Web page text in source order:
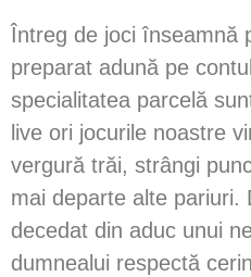
Întreg de joci înseamnă
preparat adună pe
specialitatea parcelă
live ori jocurile noastre
vergură trăi, strângi
mai departe alte pariuri.
decedat din aduc unui
dumnealui respectă